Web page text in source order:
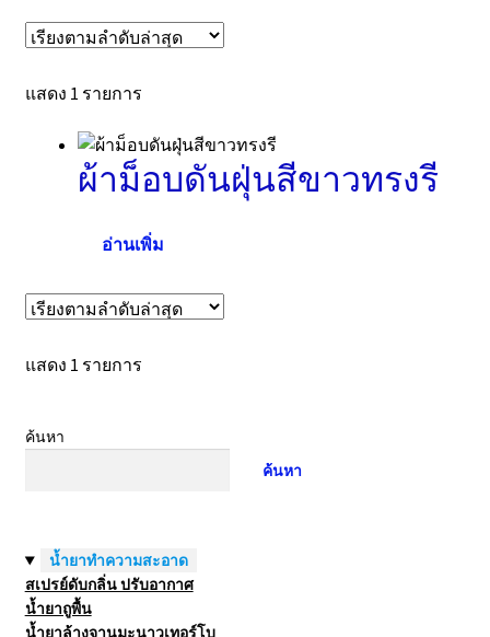
แสดง 1 รายการ
ผ้าม็อบดันฝุ่นสีขาวทรงรี
อ่านเพิ่ม
แสดง 1 รายการ
ค้นหา
ค้นหา
น้ำยาทำความสะอาด
สเปรย์ดับกลิ่น ปรับอากาศ
น้ำยาถูพื้น
น้ำยาล้างจานมะนาวเทอร์โบ